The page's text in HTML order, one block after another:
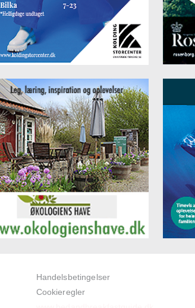
Handelsbetingelser
Cookieregler